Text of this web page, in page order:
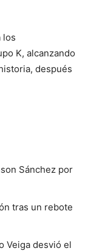
los
K, alcanzando
después
Sánchez por
tras un rebote
Veiga desvió el